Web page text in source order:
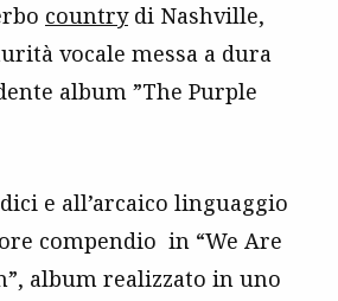
countrydi Nashville,
vocale messa a dura
album ”The Purple
e all’arcaico linguaggio
compendio in “We Are
album realizzato in uno